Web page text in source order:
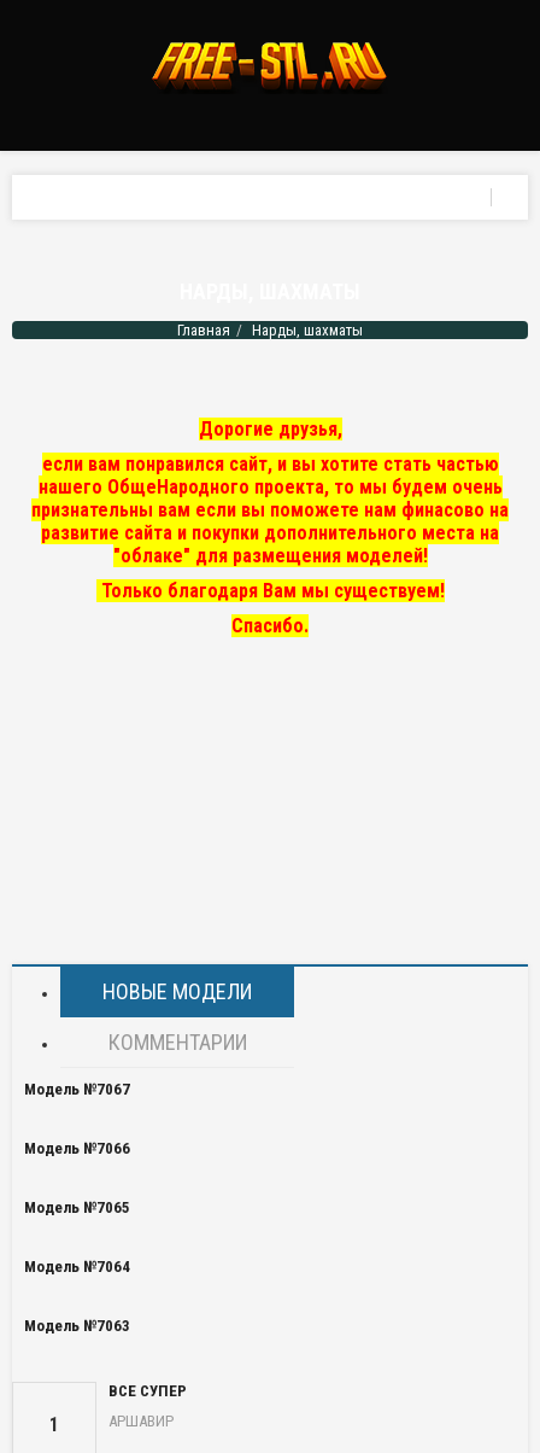
Главная Нарды, шахматы
Дорогие друзья,
если вам понравился сайт, и вы хотите стать частью
нашего ОбщеНародного проекта, то мы будем очень
признательны вам если вы поможете нам финасово на
развитие сайта и покупки дополнительного места на
"облаке" для размещения моделей!
Только благодаря Вам мы существуем!
Спасибо.
НОВЫЕ МОДЕЛИ
КОММЕНТАРИИ
Модель №7067
Модель №7066
Модель №7065
Модель №7064
Модель №7063
1
ВСЕ СУПЕР
АРШАВИР